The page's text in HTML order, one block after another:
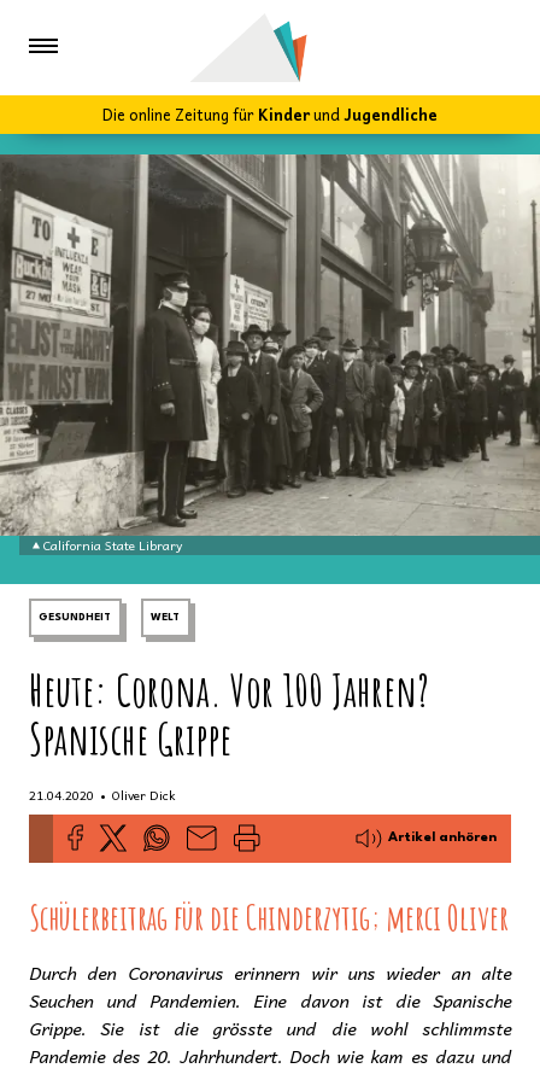
Die online Zeitung fürKinderundJugendliche
California State Library
GESUNDHEIT WELT
Heute: Corona. Vor 100 Jahren?
Spanische Grippe
21.04.2020 • Oliver Dick
Artikel anhören
Schülerbeitrag für die Chinderzytig; merci Oliver
Durch den Coronavirus erinnern wir uns wieder an alte
Seuchen und Pandemien. Eine davon ist die Spanische
Grippe. Sie ist die grösste und die wohl schlimmste
Pandemie des 20. Jahrhundert. Doch wie kam es dazu und